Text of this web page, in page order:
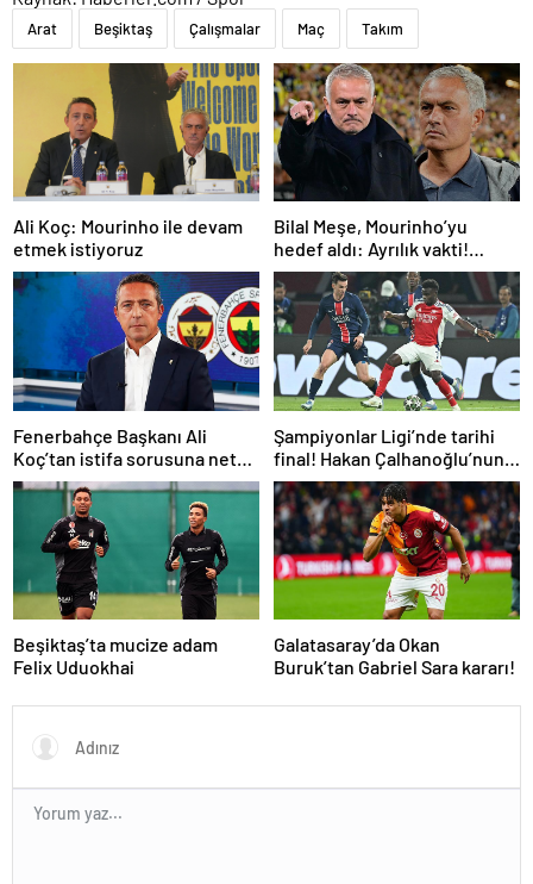
Arat Beşiktaş Çalışmalar Maç Takım
Ali Koç: Mourinho ile devam
etmek istiyoruz
Bilal Meşe, Mourinho’yu
hedef aldı: Ayrılık vakti!
Fenerbahçe’ye teknik
direktör önerisi
Fenerbahçe Başkanı Ali
Koç’tan istifa sorusuna net
yanıt! Mourinho’ya gelen dev
teklifi açıkladı
Şampiyonlar Ligi’nde tarihi
final! Hakan Çalhanoğlu’nun
takımı Inter’in rakibi belli oldu
Beşiktaş’ta mucize adam
Felix Uduokhai
Galatasaray’da Okan
Buruk’tan Gabriel Sara kararı!